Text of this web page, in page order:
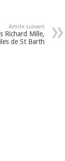
Article suivant
Richard Mille,
de St Barth